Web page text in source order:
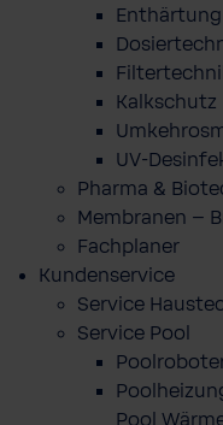
Enthärtung
Kalkschutz
UV-
Pharma &
Membranen –
Fachplaner
Kundenservice
Service
Service Pool
Pool